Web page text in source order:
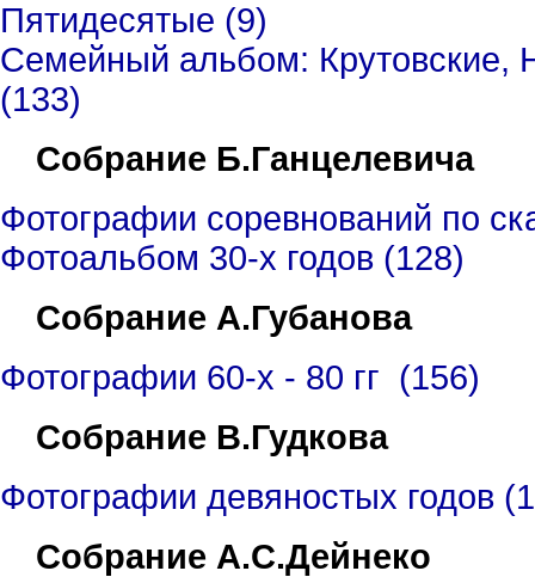
Пятидесятые (9)
Семейный альбом:
(133)
Собрание Б.Ганцелевича
Фотографии соревнований по
Фотоальбом 30-х годов (128)
Собрание А.Губанова
Фотографии 60-х - 80 гг (156)
Собрание В.Гудкова
Фотографии девяностых годов
Собрание А.С.Дейнеко